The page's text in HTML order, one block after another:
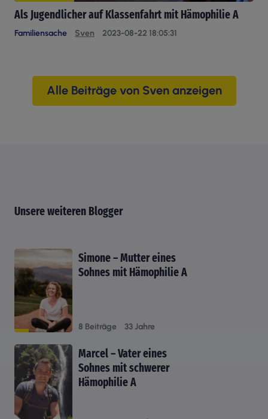
Als Jugendlicher auf Klassenfahrt mit Hämophilie A
Familiensache Sven 2023-08-22 18:05:31
Alle Beiträge von Sven anzeigen
Unsere weiteren Blogger
Simone – Mutter eines
Sohnes mit Hämophilie A
8 Beiträge 33 Jahre
Marcel – Vater eines
Sohnes mit schwerer
Hämophilie A